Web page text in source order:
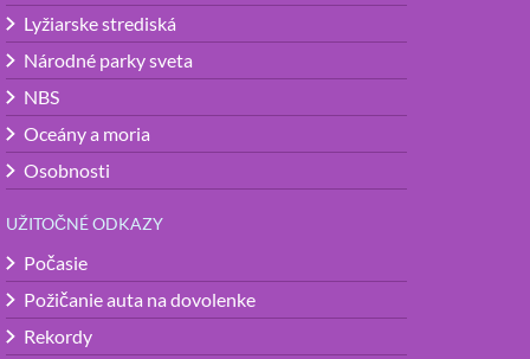
Lyžiarske strediská
Národné parky sveta
NBS
Oceány a moria
Osobnosti
UŽITOČNÉ ODKAZY
Počasie
Požičanie auta na dovolenke
Rekordy